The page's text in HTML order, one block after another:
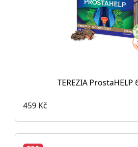
TEREZIA ProstaHELP
459 Kč